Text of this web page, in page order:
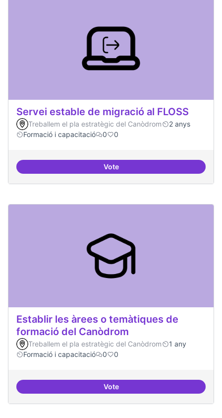
Servei estable de migració al FLOSS
Treballem el pla estratègic del Canòdrom
2 anys
Formació i capacitació
0 0
VoteServei estable de migració al
Establir les àrees o temàtiques de
formació del Canòdrom
Treballem el pla estratègic del Canòdrom
1 any
Formació i capacitació
0 0
VoteEstablir les àrees o temàtiques